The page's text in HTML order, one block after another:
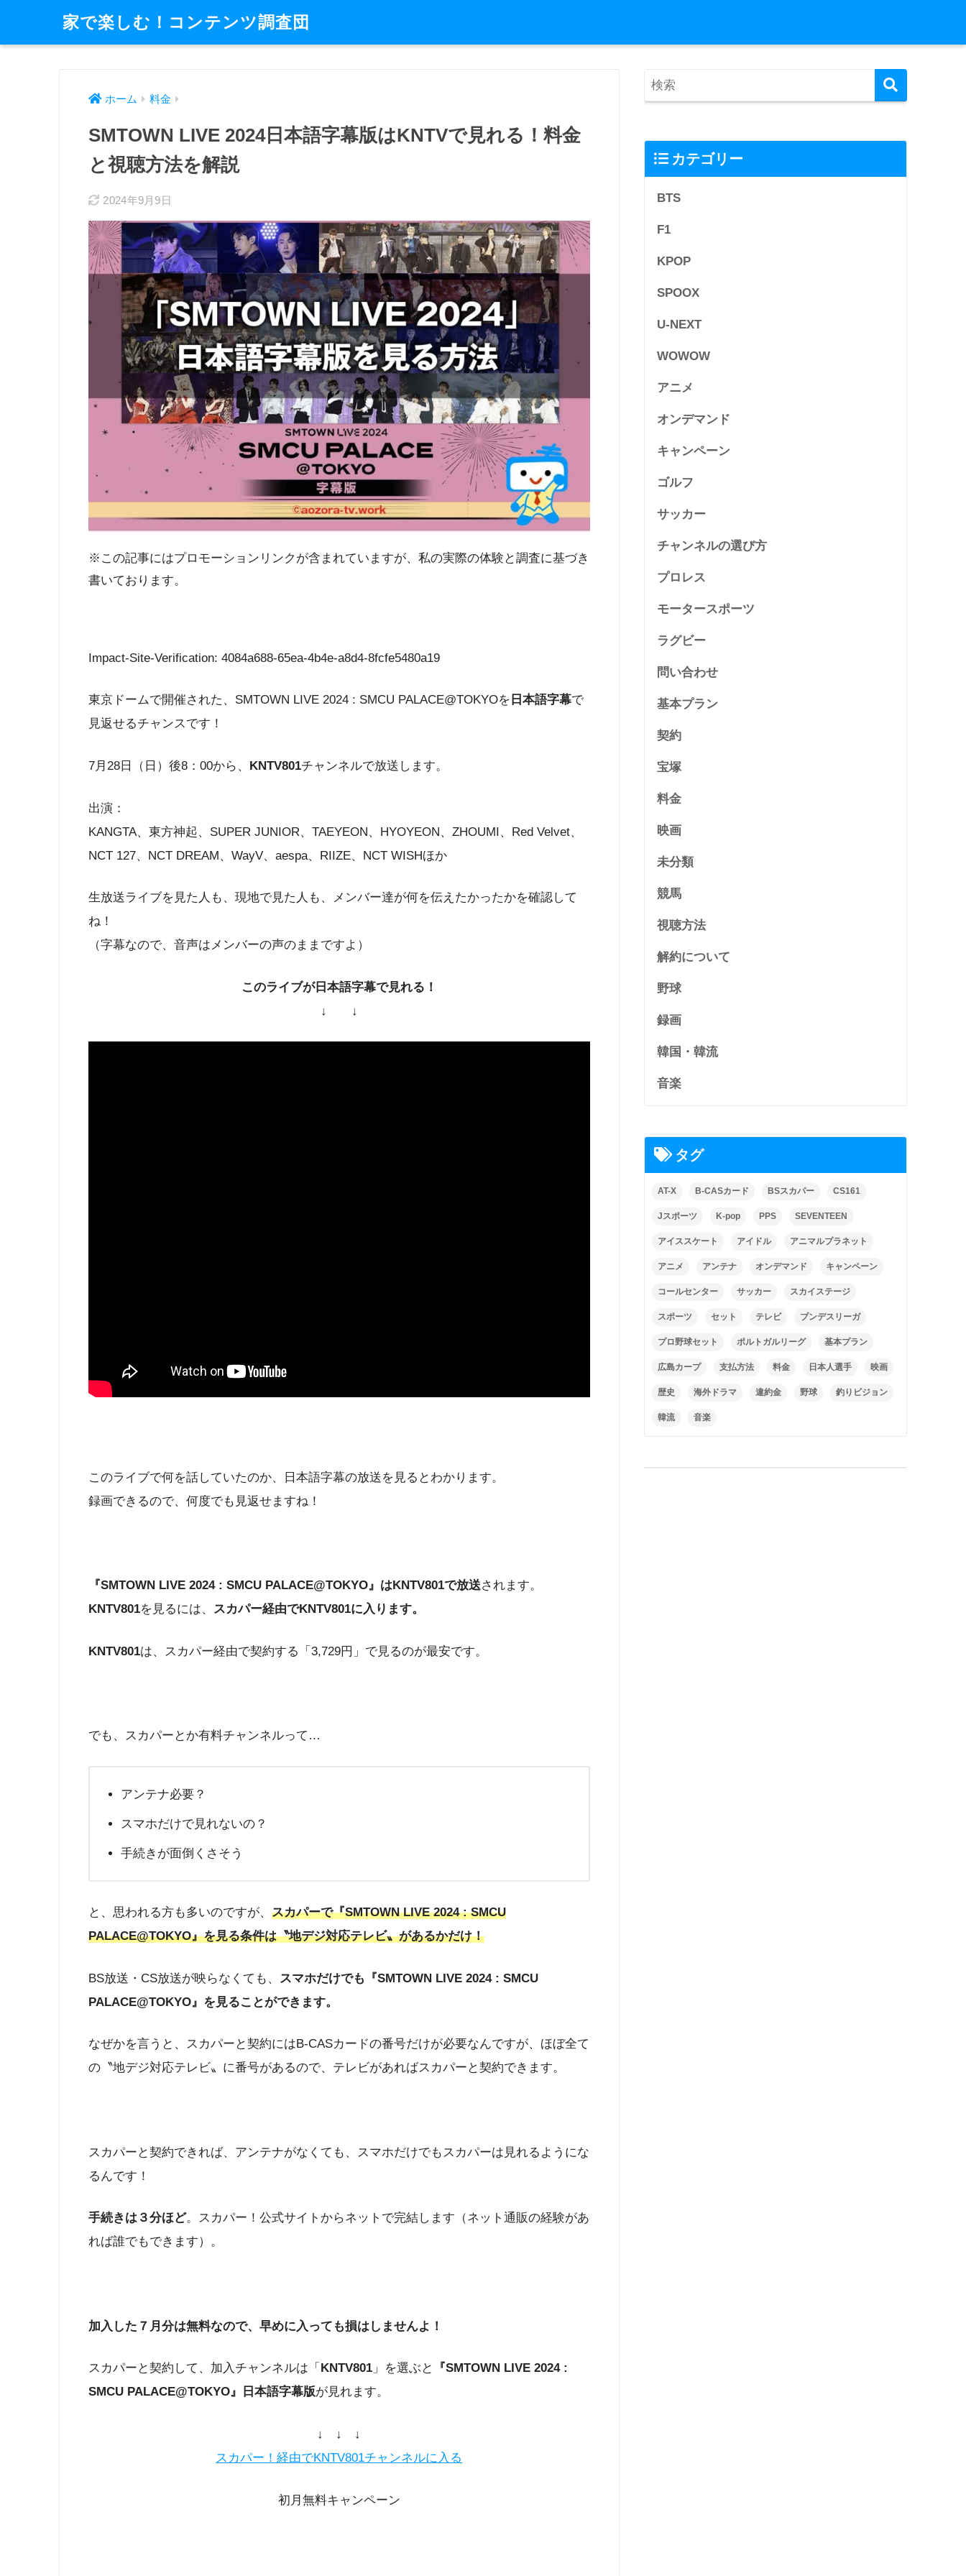
家で楽しむ！コンテンツ調査団
ホーム 料金
SMTOWN LIVE 2024日本語字幕版はKNTVで見れる！料金
と視聴方法を解説
2024年9月9日
※この記事にはプロモーションリンクが含まれていますが、私の実際の体験と調査に基づき
書いております。
Impact-Site-Verification: 4084a688-65ea-4b4e-a8d4-8fcfe5480a19
東京ドームで開催された、SMTOWN LIVE 2024 : SMCU PALACE@TOKYOを 日本語字幕で
見返せるチャンスです！
7月28日（日）後8：00から、 KNTV801チャンネルで放送します。
出演：
KANGTA、東方神起、SUPER JUNIOR、TAEYEON、HYOYEON、ZHOUMI、Red Velvet、
NCT 127、NCT DREAM、WayV、aespa、RIIZE、NCT WISHほか
生放送ライブを見た人も、現地で見た人も、メンバー達が何を伝えたかったかを確認して
ね！
（字幕なので、音声はメンバーの声のままですよ）
このライブが日本語字幕で見れる！
↓ ↓
このライブで何を話していたのか、日本語字幕の放送を見るとわかります。
録画できるので、何度でも見返せますね！
『SMTOWN LIVE 2024 : SMCU PALACE@TOKYO』はKNTV801で放送されます。
KNTV801を見るには、 スカパー経由でKNTV801に入ります。
KNTV801は、スカパー経由で契約する「3,729円」で見るのが最安です。
でも、スカパーとか有料チャンネルって…
アンテナ必要？
スマホだけで見れないの？
手続きが面倒くさそう
と、思われる方も多いのですが、 スカパーで『SMTOWN LIVE 2024 : SMCU
PALACE@TOKYO』を見る条件は〝地デジ対応テレビ〟があるかだけ！
BS放送・CS放送が映らなくても、
スマホだけでも『SMTOWN LIVE 2024 : SMCU
PALACE@TOKYO』を見ることができます。
なぜかを言うと、スカパーと契約にはB-CASカードの番号だけが必要なんですが、ほぼ全て
の〝地デジ対応テレビ〟に番号があるので、テレビがあればスカパーと契約できます。
スカパーと契約できれば、アンテナがなくても、スマホだけでもスカパーは見れるようにな
るんです！
手続きは３分ほど。スカパー！公式サイトからネットで完結します（ネット通販の経験があ
れば誰でもできます）。
加入した７月分は無料なので、早めに入っても損はしませんよ！
スカパーと契約して、加入チャンネルは「 KNTV801 」を選ぶと
『SMTOWN LIVE 2024 :
SMCU PALACE@TOKYO』日本語字幕版が見れます。
↓ ↓ ↓
スカパー！経由でKNTV801チャンネルに入る
初月無料キャンペーン
カテゴリー
BTS
F1
KPOP
SPOOX
U-NEXT
WOWOW
アニメ
オンデマンド
キャンペーン
ゴルフ
サッカー
チャンネルの選び方
プロレス
モータースポーツ
ラグビー
問い合わせ
基本プラン
契約
宝塚
料金
映画
未分類
競馬
視聴方法
解約について
野球
録画
韓国・韓流
音楽
タグ
AT-X B-CASカード BSスカパー CS161
Jスポーツ K-pop PPS SEVENTEEN
アイススケート アイドル アニマルプラネット
アニメ アンテナ オンデマンド キャンペーン
コールセンター サッカー スカイステージ
スポーツ セット テレビ ブンデスリーガ
プロ野球セット ポルトガルリーグ 基本プラン
広島カープ 支払方法 料金 日本人選手 映画
歴史 海外ドラマ 違約金 野球 釣りビジョン
韓流 音楽